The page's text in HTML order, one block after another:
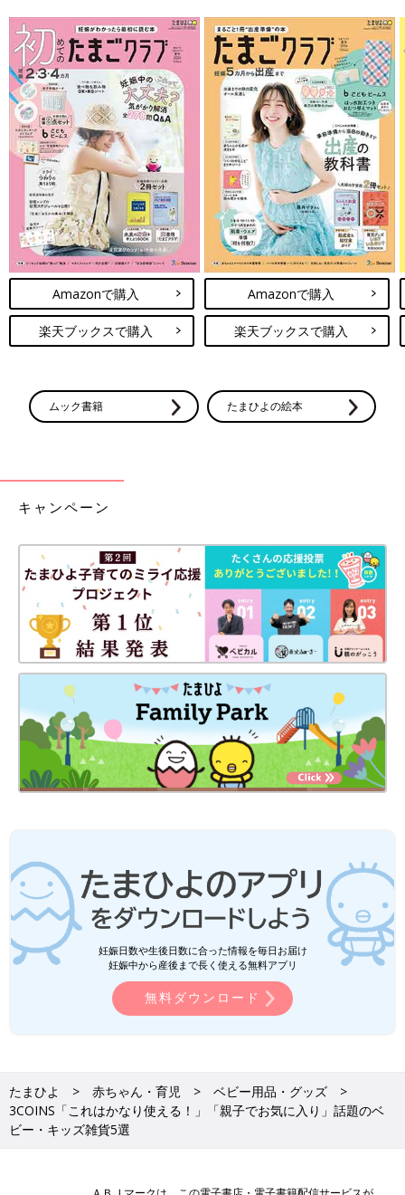
Amazonで購入
楽天ブックスで購入
Amazonで購入
楽天ブックスで購入
ムック書籍 たまひよの絵本
キャンペーン
妊娠日数や生後日数に合った情報を毎日お届け
妊娠中から産後まで長く使える無料アプリ
無料ダウンロード
たまひよ 赤ちゃん・育児
ベビー用品・グッズ
3COINS「これはかなり使える！」「親子でお気に入り」話題のベ
ビー・キッズ雑貨5選